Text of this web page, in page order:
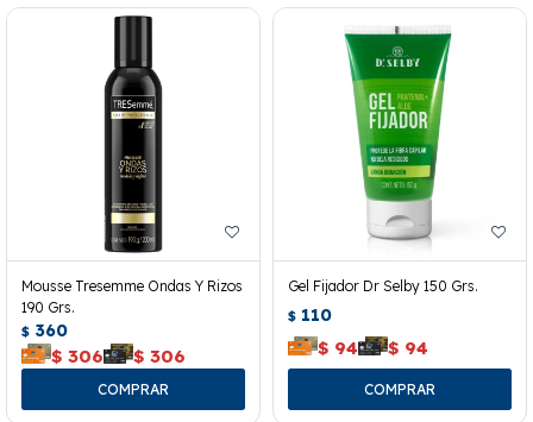
Mousse Tresemme Ondas Y Rizos
190 Grs.
$ 360
$ 306 $ 306
Gel Fijador Dr Selby 150 Grs.
$ 110
$ 94 $ 94